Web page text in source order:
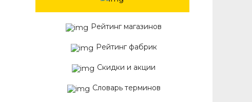
Рейтинг магазинов
Рейтинг фабрик
Скидки и акции
Словарь терминов